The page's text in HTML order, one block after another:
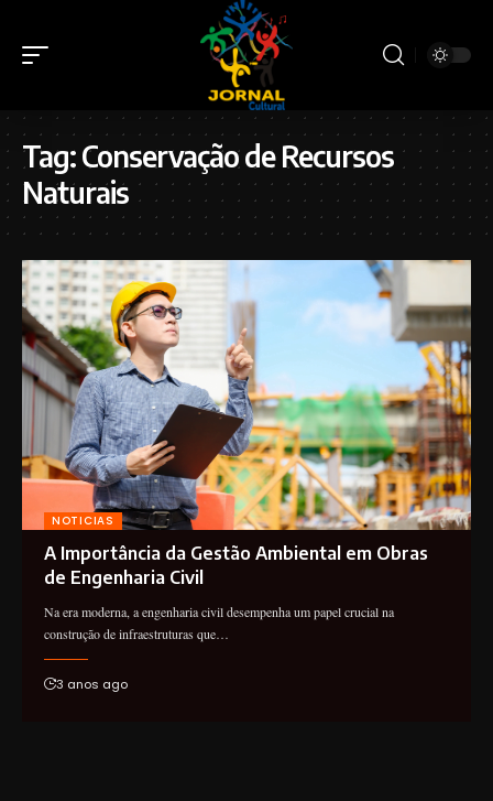
Tag:Conservação de Recursos
Naturais
NOTICIAS
A Importância da Gestão Ambiental em Obras
de Engenharia Civil
Na era moderna, a engenharia civil desempenha um papel crucial na
construção de infraestruturas que…
3 anos ago